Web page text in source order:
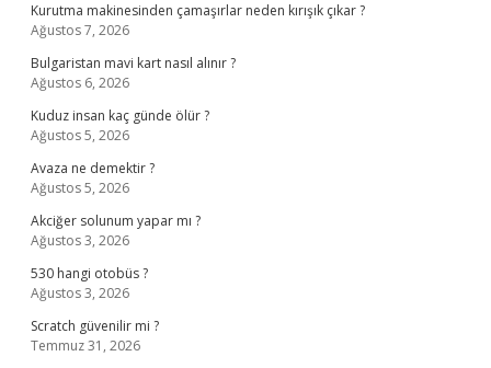
Kurutma makinesinden çamaşırlar neden kırışık çıkar ?
Ağustos 7, 2026
Bulgaristan mavi kart nasıl alınır ?
Ağustos 6, 2026
Kuduz insan kaç günde ölür ?
Ağustos 5, 2026
Avaza ne demektir ?
Ağustos 5, 2026
Akciğer solunum yapar mı ?
Ağustos 3, 2026
530 hangi otobüs ?
Ağustos 3, 2026
Scratch güvenilir mi ?
Temmuz 31, 2026